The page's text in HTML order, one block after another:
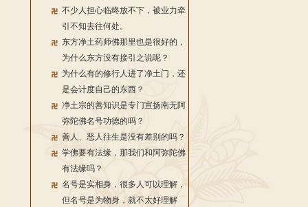
不少人担心临终放不下，被业力牵
引不知去往何处。
东方净土药师佛那里也是很好的，
为什么东方没有接引之说呢？
为什么有的修行人进了净土门，还
是会计度自己的东西？
净土宗的善知识是专门宣扬南无阿
弥陀佛名号功德的吗？
善人、恶人往生是没有差别的吗？
学佛要有法缘，那我们和阿弥陀佛
有法缘吗？
名号是实相身，很多人可以理解，
但名号是为物身，就不太好理解